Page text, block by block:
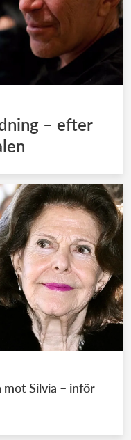
– efter
mot Silvia – inför